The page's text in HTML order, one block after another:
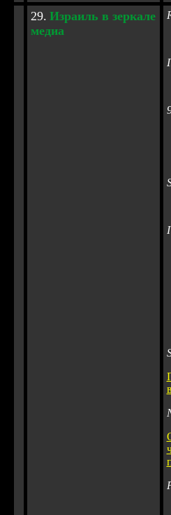
29. Израиль в зеркале
медиа